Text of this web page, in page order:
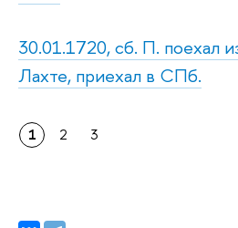
30.01.1720, сб. П. поехал
Лахте, приехал в СПб.
1 2 3